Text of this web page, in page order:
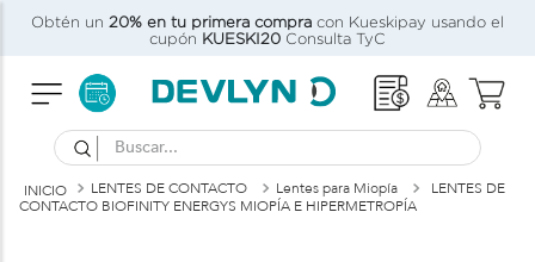
Obtén un 20% en tu primera compra con Kueskipay usando el
cupón KUESKI20 Consulta TyC
Buscar...
LENTES DE CONTACTO Lentes para Miopía
LENTES DE
CONTACTO BIOFINITY ENERGYS MIOPÍA E HIPERMETROPÍA